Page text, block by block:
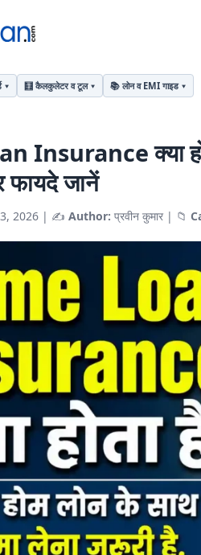
🧮 कैलकुलेटर व टूल 📚 लोन व EMI गाइड
Insurance क्या
फायदे जानें
2026 | ✍️ Author: प्रवीन कुमार | 📁